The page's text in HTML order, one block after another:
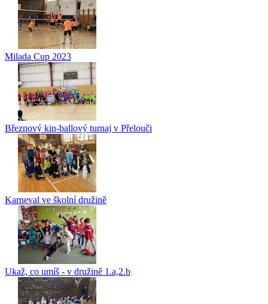
Milada Cup 2023
Březnový kin-ballový turnaj v Přelouči
Karneval ve školní družině
Ukaž, co umíš - v družině 1.a,2.b